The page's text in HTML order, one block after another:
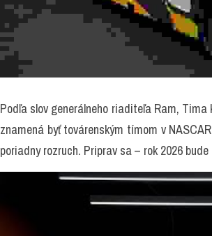
Podľa slov generálneho riaditeľa Ram,
znamená byť továrenským tímom v
poriadny rozruch. Priprav sa – rok 2026 bude